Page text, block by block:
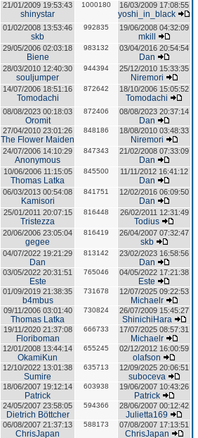
21/01/2009 19:53:43
shinystar
1000180 16/03/2009 17:08:55
yoshi_in_black
01/02/2008 13:53:46
skb
992835 19/06/2008 04:32:09
mkill
29/05/2006 02:03:18
Biene
983132 03/04/2016 20:54:54
Dan
28/03/2010 12:40:30
souljumper
944394 25/12/2010 15:33:35
Niremori
14/07/2006 18:51:16
Tomodachi
872642 18/10/2006 15:05:52
Tomodachi
08/08/2023 00:18:03
Oromit
872406 08/08/2023 20:37:14
Dan
27/04/2010 23:01:26
The Flower Maiden
848186 18/08/2010 03:48:33
Niremori
24/07/2006 14:10:29
Anonymous
847343 21/02/2008 07:33:09
Dan
10/06/2006 11:15:05
Thomas Latka
845500 11/11/2012 16:41:12
Dan
06/03/2013 00:54:08
Kamisori
841751 12/02/2016 06:09:50
Dan
25/01/2011 20:07:15
Tristezza
816448 26/02/2011 12:31:49
Todius
20/06/2006 23:05:04
gegee
816419 26/04/2007 07:32:47
skb
04/07/2022 19:21:29
Dan
813142 23/02/2023 16:58:56
Dan
03/05/2022 20:31:51
Este
765046 04/05/2022 17:21:38
Este
01/09/2019 21:38:35
b4mbus
731678 12/07/2025 09:22:53
Michaelr
09/11/2006 03:01:40
Thomas Latka
730824 26/07/2009 15:45:27
ShinichiHara
19/11/2020 21:37:08
Floriboman
666733 17/07/2025 08:57:31
Michaelr
12/01/2008 13:44:14
OkamiKun
655245 02/12/2012 16:00:59
olafson
12/10/2022 13:01:38
Sumire
635713 12/09/2025 20:06:51
suboceva
18/06/2007 19:12:14
Patrick
603938 19/06/2007 10:43:26
Patrick
24/05/2007 23:58:05
Dietrich Böttcher
594366 28/06/2007 00:12:42
Julietta169
06/08/2007 21:37:13
ChrisJapan
588173 07/08/2007 17:13:51
ChrisJapan